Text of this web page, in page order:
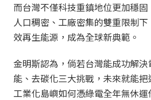
而台灣不僅科技重鎮地位更加穩
人口稠密、工廠密集的雙重限制
效再生能源，成為全球新典範。
金明斯認為，倘若台灣能成功解
能、去碳化三大挑戰，未來就能
工業化島嶼如何憑綠電全年無休運